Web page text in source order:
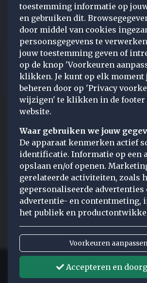
toestemming informatie op
en gebruiken dit.
door middel van cookies
persoonsgegevens te
jouw toestemming geven of
op de knop 'Voorkeuren
klikken. Je kunt op elk moment
beheren door op 'Privacy
wijzigen' te klikken in de footer
website.
Waar gebruiken we jouw
De apparaat kenmerken actief
identificatie. Informatie op een
opslaan en/of openen.
gerelateerde activiteiten, zoals
gepersonaliseerde advertenties
advertentie- en contentmeting,
het publiek en
Voorkeuren aanpassen
Accepteren en